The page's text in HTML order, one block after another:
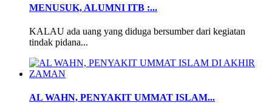
MENUSUK, ALUMNI ITB :...
KALAU ada uang yang diduga bersumber dari kegiatan
tindak pidana...
AL WAHN, PENYAKIT UMMAT ISLAM...